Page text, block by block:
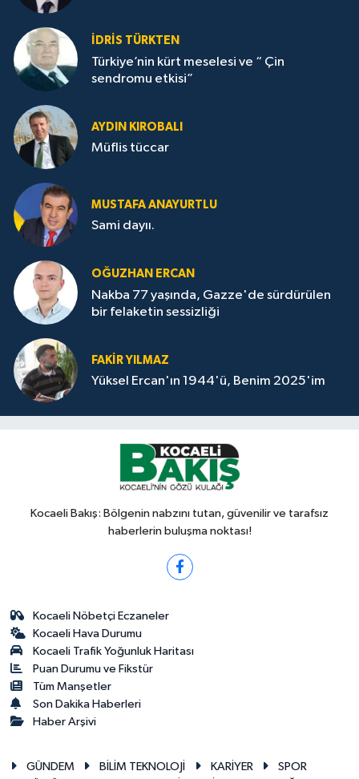
İDRİS TÜRKTEN
Türkiye’nin kürt meselesi ve “ Çin
sendromu etkisi”
AYDIN KIROBALI
Müflis tüccar
MUSTAFA ANAYURTLU
Sami dayıı.
OĞUZHAN ERCAN
Nakba 77 yaşında, Gazze'de sürdürülen
bir felaketin sessizliği
FAKİR YILMAZ
Yüksel Ercan'ın 1944'ü, Benim 2025'im
Kocaeli Bakış: Bölgenin nabzını tutan, güvenilir ve tarafsız
haberlerin buluşma noktası!
Kocaeli Nöbetçi Eczaneler
Kocaeli Hava Durumu
Kocaeli Trafik Yoğunluk Haritası
Puan Durumu ve Fikstür
Tüm Manşetler
Son Dakika Haberleri
Haber Arşivi
GÜNDEM BİLİM TEKNOLOJİ KARİYER
SPOR